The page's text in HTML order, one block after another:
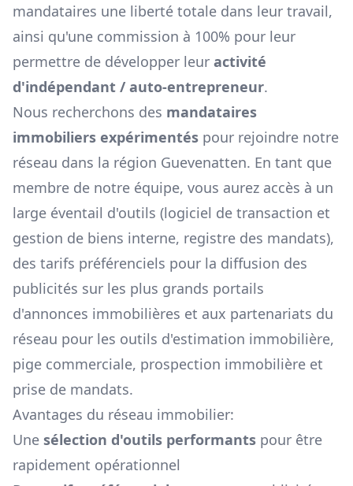
mandataires une liberté totale dans leur travail,
ainsi qu'une commission à 100% pour leur
permettre de développer leur activité
d'indépendant / auto-entrepreneur.
Nous recherchons des mandataires
immobiliers expérimentés pour rejoindre notre
réseau dans la région Guevenatten. En tant que
membre de notre équipe, vous aurez accès à un
large éventail d'outils (logiciel de transaction et
gestion de biens interne, registre des mandats),
des tarifs préférenciels pour la diffusion des
publicités sur les plus grands portails
d'annonces immobilières et aux partenariats du
réseau pour les outils d'estimation immobilière,
pige commerciale, prospection immobilière et
prise de mandats.
Avantages du réseau immobilier:
Une sélection d'outils performants pour être
rapidement opérationnel